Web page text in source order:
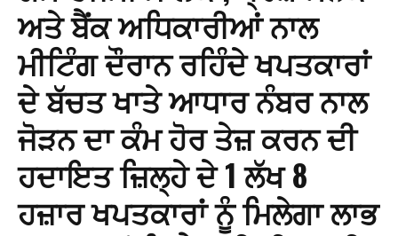
ਅਤੇ ਬੈਂਕ ਅਧਿਕਾਰੀਆਂ ਨਾਲ
ਮੀਟਿੰਗ ਦੌਰਾਨ ਰਹਿੰਦੇ ਖਪਤਕਾਰਾਂ
ਦੇ ਬੱਚਤ ਖਾਤੇ ਆਧਾਰ ਨੰਬਰ ਨਾਲ
ਜੋੜਨ ਦਾ ਕੰਮ ਹੋਰ ਤੇਜ਼ ਕਰਨ ਦੀ
ਹਦਾਇਤ ਜ਼ਿਲ੍ਹੇ ਦੇ 1 ਲੱਖ 8
ਹਜ਼ਾਰ ਖਪਤਕਾਰਾਂ ਨੂੰ ਮਿਲੇਗਾ ਲਾਭ